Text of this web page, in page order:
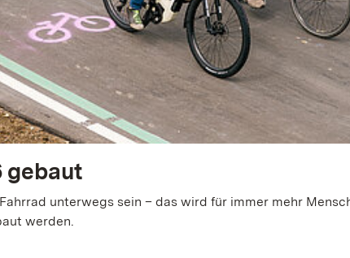
gebaut
unterwegs sein – das wird für immer mehr
werden.